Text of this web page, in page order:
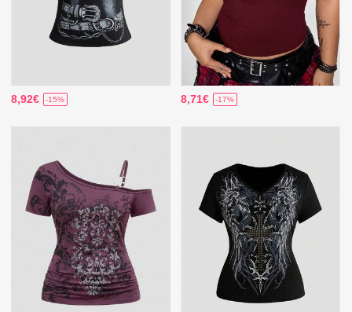
8,92€ -15% 8,71€ -17%